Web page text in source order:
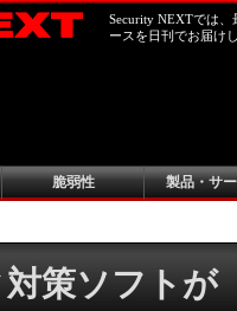
Security NEXTでは
ースを日刊でお届け
脆弱性 製品・サ
策ソフトが